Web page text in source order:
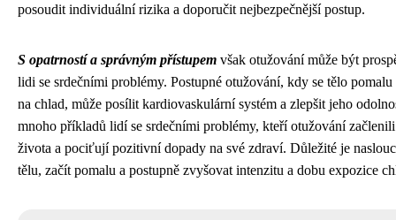
posoudit individuální rizika a doporučit nejbezpečnější postup.
S opatrností a správným přístupem však otužování může být
lidi se srdečními problémy. Postupné otužování, kdy se tělo pomalu
na chlad, může posílit kardiovaskulární systém a zlepšit jeho
mnoho příkladů lidí se srdečními problémy, kteří otužování
života a pociťují pozitivní dopady na své zdraví. Důležité je
tělu, začít pomalu a postupně zvyšovat intenzitu a dobu expozice